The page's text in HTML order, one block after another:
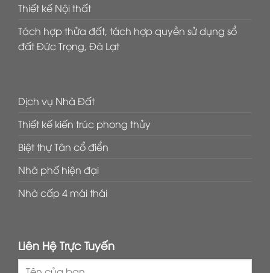
Thiết kế Nội thất
Tách hợp thửa đất, tách hợp quyền sử dụng sổ
đất Đức Trọng, Đà Lạt
Dịch vụ Nhà Đất
Thiết kế kiến trúc phong thủy
Biệt thự Tân cổ điển
Nhà phố hiện đại
Nhà cấp 4 mái thái
Liên Hệ Trực Tuyến